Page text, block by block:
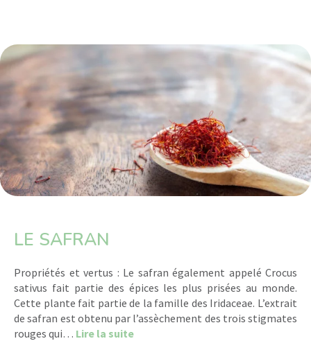
LE SAFRAN
Propriétés et vertus : Le safran également appelé Crocus
sativus fait partie des épices les plus prisées au monde.
Cette plante fait partie de la famille des Iridaceae. L’extrait
de safran est obtenu par l’assèchement des trois stigmates
rouges qui… Lire la suiteabout Le Safran